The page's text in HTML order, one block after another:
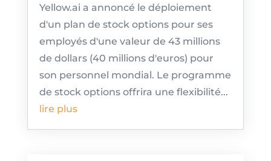
Yellow.ai a annoncé le déploiement
d'un plan de stock options pour ses
employés d'une valeur de 43 millions
de dollars (40 millions d'euros) pour
son personnel mondial. Le programme
de stock options offrira une flexibilité...
lire plus